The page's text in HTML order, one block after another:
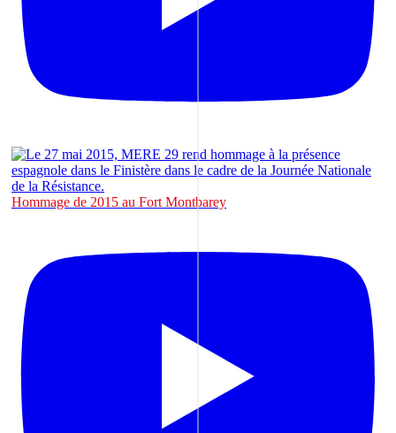
Hommage de 2015 au Fort Montbarey